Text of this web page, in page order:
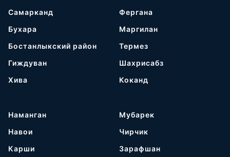
Самарканд
Бухара
Бостанлыкский район
Гиждуван
Хива
Фергана
Маргилан
Термез
Шахрисабз
Коканд
Наманган
Навои
Карши
Мубарек
Чирчик
Зарафшан